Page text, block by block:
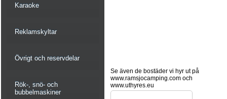
Karaoke
Reklamskyltar
Övrigt och reservdelar
Rök-, snö- och
bubbelmaskiner
Se även de bostäder vi hyr ut på
www.ramsjocamping.com och
www.uthyres.eu